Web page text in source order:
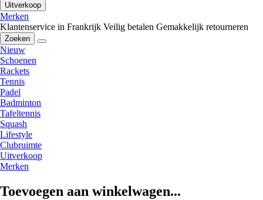
Uitverkoop
Merken
Klantenservice in Frankrijk Veilig betalen Gemakkelijk retourneren
Zoeken
Nieuw
Schoenen
Rackets
Tennis
Padel
Badminton
Tafeltennis
Squash
Lifestyle
Clubruimte
Uitverkoop
Merken
Toevoegen aan winkelwagen...